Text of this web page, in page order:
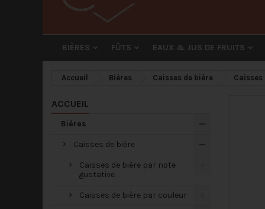
BIÈRES FÛTS EAUX & JUS DE FRUITS
Accueil Bières Caisses de bière
ACCUEIL
Bières
Caisses de bière
Caisses de bière par note
gustative
Caisses de bière par couleur